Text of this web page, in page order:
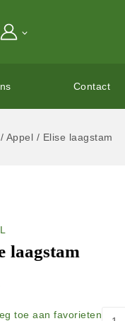
Contact
/ Appel / Elise laagstam
laagstam
toe aan favorieten